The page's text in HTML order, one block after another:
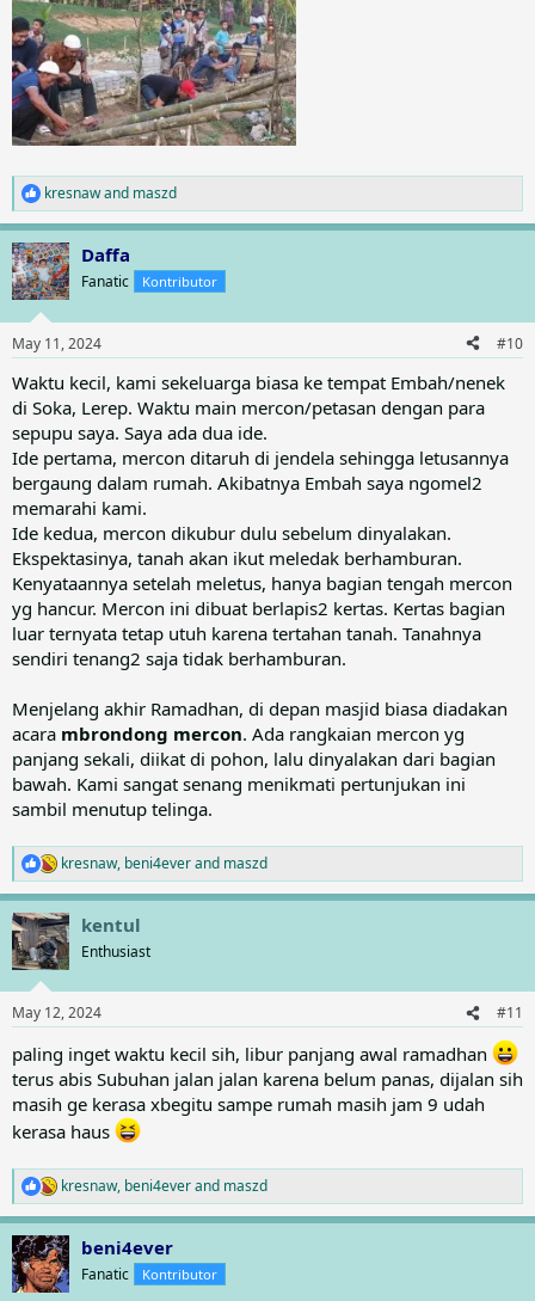
R
e
a
c
t
i
n
s
:
kresnawand maszd
Daffa
Fanatic Kontributor
May 11, 2024 #10
Waktu kecil, kami sekeluarga biasa ke tempat Embah/nenek
di Soka, Lerep. Waktu main mercon/petasan dengan para
sepupu saya. Saya ada dua ide.
Ide pertama, mercon ditaruh di jendela sehingga letusannya
bergaung dalam rumah. Akibatnya Embah saya ngomel2
memarahi kami.
Ide kedua, mercon dikubur dulu sebelum dinyalakan.
Ekspektasinya, tanah akan ikut meledak berhamburan.
Kenyataannya setelah meletus, hanya bagian tengah mercon
yg hancur. Mercon ini dibuat berlapis2 kertas. Kertas bagian
luar ternyata tetap utuh karena tertahan tanah. Tanahnya
sendiri tenang2 saja tidak berhamburan.
Menjelang akhir Ramadhan, di depan masjid biasa diadakan
acara mbrondong mercon. Ada rangkaian mercon yg
panjang sekali, diikat di pohon, lalu dinyalakan dari bagian
bawah. Kami sangat senang menikmati pertunjukan ini
sambil menutup telinga.
R
e
a
c
t
i
n
s
kresnaw, beni4everand maszd
kentul
Enthusiast
May 12, 2024 #11
paling inget waktu kecil sih, libur panjang awal ramadhan
terus abis Subuhan jalan jalan karena belum panas, dijalan sih
masih ge kerasa xbegitu sampe rumah masih jam 9 udah
kerasa haus
R
e
a
c
t
i
kresnaw, beni4everand maszd
beni4ever
Fanatic Kontributor